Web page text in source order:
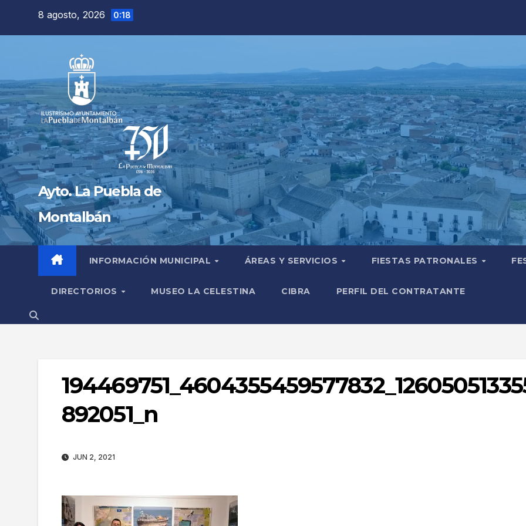
8 agosto, 2026 0:18
Ayto. La Puebla de
Montalbán
INFORMACIÓN MUNICIPAL ÁREAS Y SERVICIOS FIESTAS PATRONALES
DIRECTORIOS MUSEO LA CELESTINA CIBRA PERFIL DEL CONTRATANTE
892051_n
JUN 2, 2021